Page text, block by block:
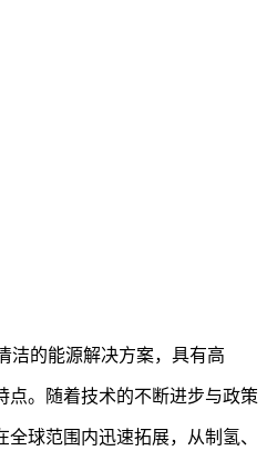
洁的能源解决方案，具有高
点。随着技术的不断进步与政策
球范围内迅速拓展，从制氢、